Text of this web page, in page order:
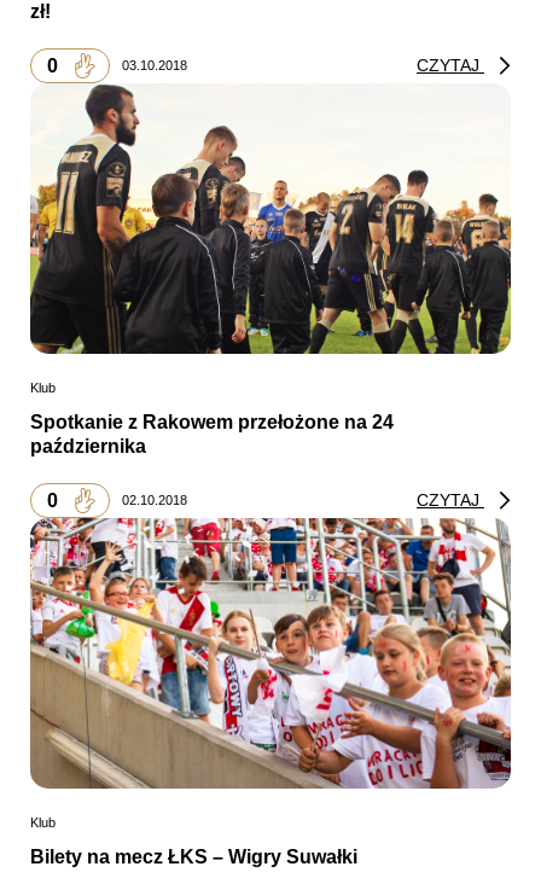
zł!
0 03.10.2018 CZYTAJ
Klub
Spotkanie z Rakowem przełożone na 24
października
0 02.10.2018 CZYTAJ
Klub
Bilety na mecz ŁKS – Wigry Suwałki